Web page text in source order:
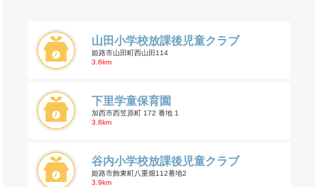
山田小学校放課後児童クラブ
姫路市山田町西山田114
3.6km
下里学童保育園
加西市西笠原町 172 番地 1
3.8km
谷内小学校放課後児童クラブ
姫路市飾東町八重畑112番地2
3.9km